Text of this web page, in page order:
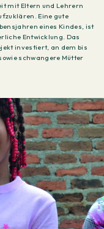
mit Eltern und Lehrern
Eine gute
eines Kindes, ist
Entwicklung. Das
investiert, an dem bis
schwangere Mütter